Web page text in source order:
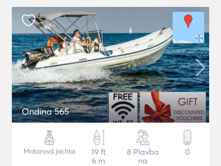
Ondina 565
Motorová jachta
19 ft
6 m
8 Plavba
na
0